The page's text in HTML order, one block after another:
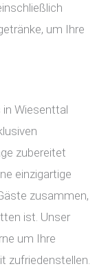
um Ihre
in Wiesenttal
zubereitet
einzigartige
zusammen,
ist. Unser
um Ihre
zufriedenstellen.